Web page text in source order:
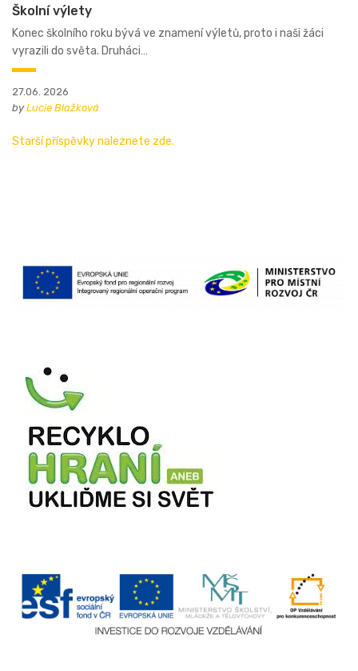
Školní výlety
Konec školního roku bývá ve znamení výletů, proto i naši žáci
vyrazili do světa. Druháci…
27.06. 2026
byLucie Blažková
Starší příspěvky naleznete zde.